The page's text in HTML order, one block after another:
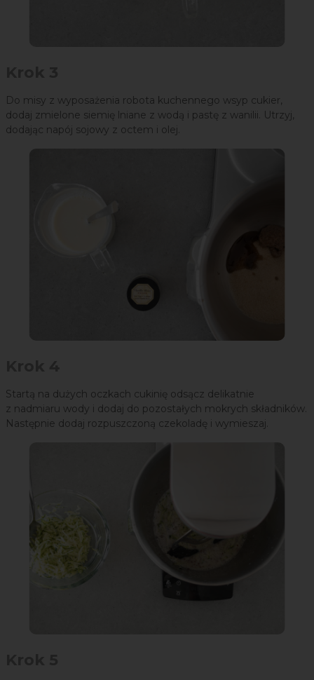
Do misy z wyposażenia robota kuchennego wsyp cukier,
dodaj zmielone siemię lniane z wodą i pastę z wanilii. Utrzyj,
dodając napój sojowy z octem i olej.
Startą na dużych oczkach cukinię odsącz delikatnie
z nadmiaru wody i dodaj do pozostałych mokrych składników.
Następnie dodaj rozpuszczoną czekoladę i wymieszaj.